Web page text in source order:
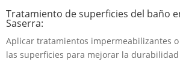
Tratamiento de superficies del baño
Saserra:
Aplicar tratamientos impermeabilizantes
las superficies para mejorar la